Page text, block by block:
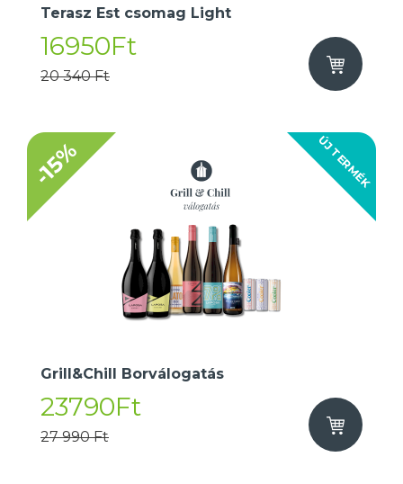
Terasz Est csomag Light
16950Ft
20 340 Ft
ÚJ TERMÉK
-15%
Grill&Chill Borválogatás
23790Ft
27 990 Ft